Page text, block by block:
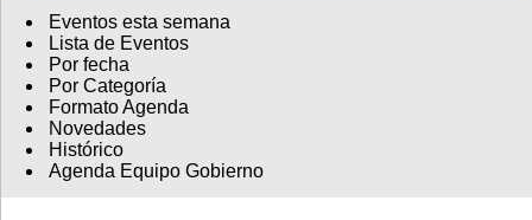
Eventos esta semana
Lista de Eventos
Por fecha
Por Categoría
Formato Agenda
Novedades
Histórico
Agenda Equipo Gobierno